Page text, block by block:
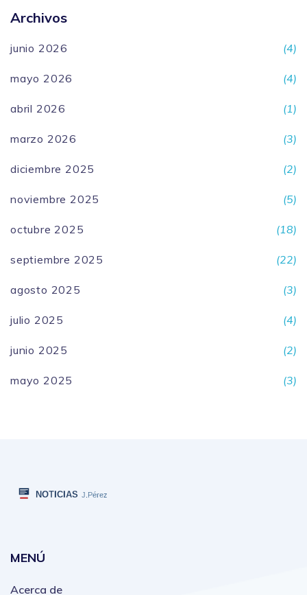
Archivos
junio 2026 (4)
mayo 2026 (4)
abril 2026 (1)
marzo 2026 (3)
diciembre 2025 (2)
noviembre 2025 (5)
octubre 2025 (18)
septiembre 2025 (22)
agosto 2025 (3)
julio 2025 (4)
junio 2025 (2)
mayo 2025 (3)
MENÚ
Acerca de